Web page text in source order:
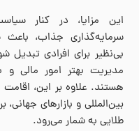
این مزایا، در کنار
سرمایه‌گذاری جذاب،
بی‌نظیر برای افرادی
مدیریت بهتر امور مالی و
هستند. علاوه بر این،
بین‌المللی و بازارهای
طلایی به شمار می‌رود.